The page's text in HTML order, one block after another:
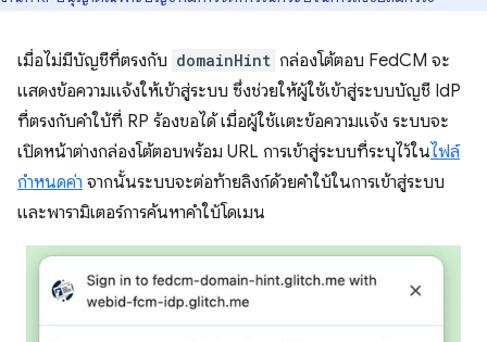
เมื่อไม่มีบัญชีที่ตรงกับ domainHint กล่องโต้ตอบ FedCM จะ
แสดงข้อความแจ้งให้เข้าสู่ระบบ ซึ่งช่วยให้ผู้ใช้เข้าสู่ระบบบัญชี IdP
ที่ตรงกับคำใบ้ที่ RP ร้องขอได้ เมื่อผู้ใช้แตะข้อความแจ้ง ระบบจะ
เปิดหน้าต่างกล่องโต้ตอบพร้อม URL การเข้าสู่ระบบที่ระบุไว้ในไฟล์
กำหนดค่า จากนั้นระบบจะต่อท้ายลิงก์ด้วยคำใบ้ในการเข้าสู่ระบบ
และพารามิเตอร์การค้นหาคำใบ้โดเมน